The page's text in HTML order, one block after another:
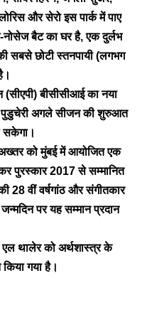
और सेरो इस पार्क में पाए
नोसेज बैट का घर है, एक दुर्लभ
सबसे छोटी स्तनपायी (लगभग
बीसीसीआई का नया
पुडुचेरी अगले सीजन की शुरुआत
सकेगा।
को मुंबई में आयोजित एक
पुरस्कार2017 से सम्मानित
28 वीं वर्षगांठ और संगीतकार
पर यह सम्मान प्रदान
एल थालेर को अर्थशास्त्र के
गया है।